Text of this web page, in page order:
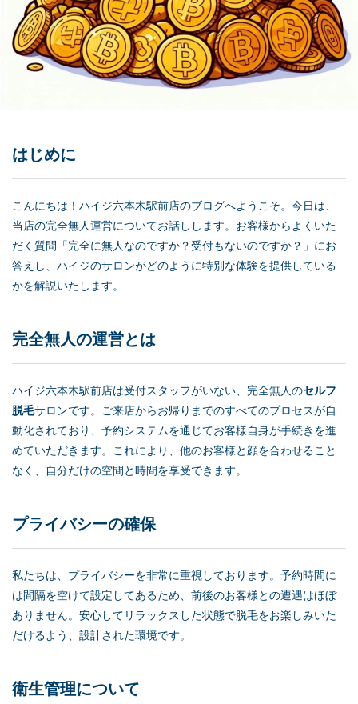
はじめに
こんにちは！ハイジ六本木駅前店のブログへようこそ。今日は、
当店の完全無人運営についてお話しします。お客様からよくいた
だく質問「完全に無人なのですか？受付もないのですか？」にお
答えし、ハイジのサロンがどのように特別な体験を提供している
かを解説いたします。
完全無人の運営とは
ハイジ六本木駅前店は受付スタッフがいない、完全無人のセルフ
脱毛サロンです。ご来店からお帰りまでのすべてのプロセスが自
動化されており、予約システムを通じてお客様自身が手続きを進
めていただきます。これにより、他のお客様と顔を合わせること
なく、自分だけの空間と時間を享受できます。
プライバシーの確保
私たちは、プライバシーを非常に重視しております。予約時間に
は間隔を空けて設定してあるため、前後のお客様との遭遇はほぼ
ありません。安心してリラックスした状態で脱毛をお楽しみいた
だけるよう、設計された環境です。
衛生管理について